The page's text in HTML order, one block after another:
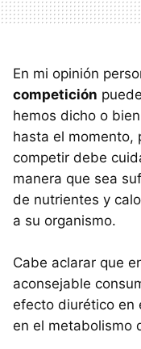
En mi opinión
competición
hemos dicho o
hasta el momento,
competir debe
manera que sea
de nutrientes y
a su organismo.
Cabe aclarar que
aconsejable
efecto diurético en
en el metabolismo